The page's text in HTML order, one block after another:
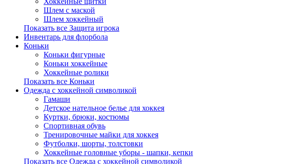
Шлем с маской
Шлем хоккейный
Показать все Защита игрока
Инвентарь для флорбола
Коньки
Коньки фигурные
Коньки хоккейные
Хоккейные ролики
Показать все Коньки
Одежда с хоккейной символикой
Гамаши
Детское нательное белье для хоккея
Куртки, брюки, костюмы
Спортивная обувь
Тренировочные майки для хоккея
Футболки, шорты, толстовки
Хоккейные головные уборы - шапки, кепки
Показать все Одежда с хоккейной символикой